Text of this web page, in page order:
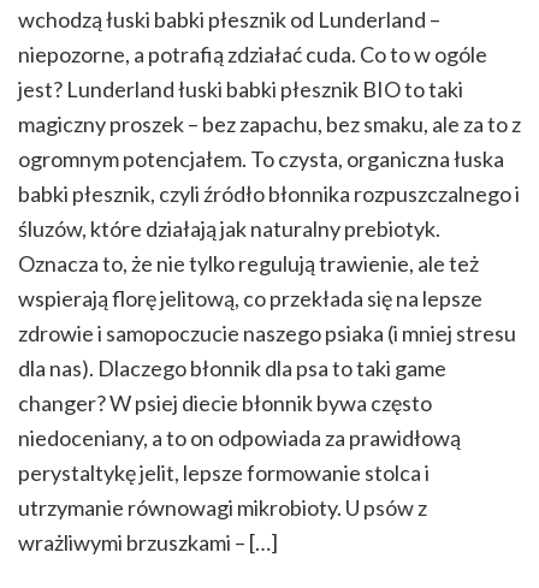
wchodzą łuski babki płesznik od Lunderland –
niepozorne, a potrafią zdziałać cuda. Co to w ogóle
jest? Lunderland łuski babki płesznik BIO to taki
magiczny proszek – bez zapachu, bez smaku, ale za to z
ogromnym potencjałem. To czysta, organiczna łuska
babki płesznik, czyli źródło błonnika rozpuszczalnego i
śluzów, które działają jak naturalny prebiotyk.
Oznacza to, że nie tylko regulują trawienie, ale też
wspierają florę jelitową, co przekłada się na lepsze
zdrowie i samopoczucie naszego psiaka (i mniej stresu
dla nas). Dlaczego błonnik dla psa to taki game
changer? W psiej diecie błonnik bywa często
niedoceniany, a to on odpowiada za prawidłową
perystaltykę jelit, lepsze formowanie stolca i
utrzymanie równowagi mikrobioty. U psów z
wrażliwymi brzuszkami – […]